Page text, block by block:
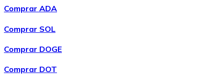
Comprar ADA
Comprar SOL
Comprar DOGE
Comprar DOT